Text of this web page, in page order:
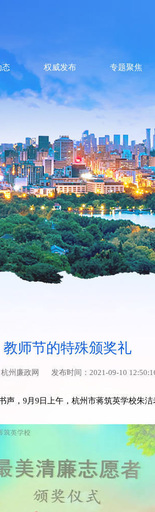
态 权威发布 专题聚焦
教师节的特殊颁奖礼
杭州廉政网 发布时间： 2021-09-10
，9月9日上午，杭州市蒋筑英学校朱洁